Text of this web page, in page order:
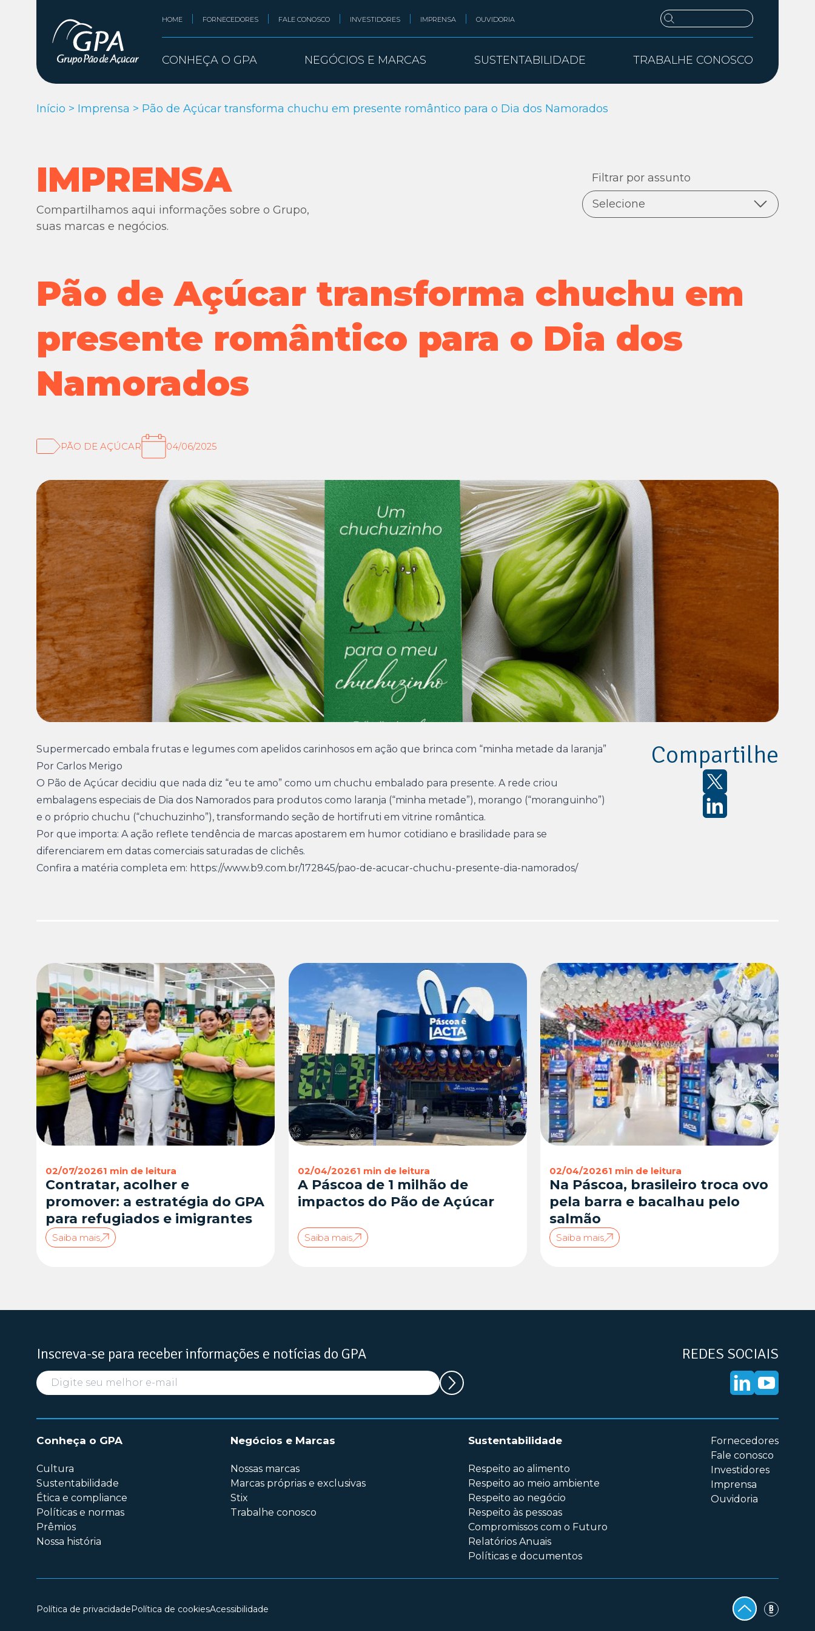
HOME FORNECEDORES FALE CONOSCO INVESTIDORES IMPRENSA OUVIDORIA
CONHEÇA O GPA NEGÓCIOS E MARCAS SUSTENTABILIDADE TRABALHE CONOSCO
Início > Imprensa > Pão de Açúcar transforma chuchu em presente romântico para o Dia dos Namorados
IMPRENSA
Compartilhamos aqui informações sobre o Grupo,
suas marcas e negócios.
Filtrar por assunto
Selecione
Todas as notícias
Instituto
Pão de Açúcar transforma chuchu em
presente romântico para o Dia dos
Namorados
PÃO DE AÇÚCAR 04/06/2025
Supermercado embala frutas e legumes com apelidos carinhosos em ação que brinca com “minha metade da laranja”
Por Carlos Merigo
O Pão de Açúcar decidiu que nada diz “eu te amo” como um chuchu embalado para presente. A rede criou
embalagens especiais de Dia dos Namorados para produtos como laranja (“minha metade”), morango (“moranguinho”)
e o próprio chuchu (“chuchuzinho”), transformando seção de hortifruti em vitrine romântica.
Por que importa: A ação reflete tendência de marcas apostarem em humor cotidiano e brasilidade para se
diferenciarem em datas comerciais saturadas de clichês.
Confira a matéria completa em: https://www.b9.com.br/172845/pao-de-acucar-chuchu-presente-dia-namorados/
Compartilhe
02/07/20261 min de leitura
Contratar, acolher e
promover: a estratégia do GPA
para refugiados e imigrantes
Saiba mais
02/04/20261 min de leitura
A Páscoa de 1 milhão de
impactos do Pão de Açúcar
Saiba mais
02/04/20261 min de leitura
Na Páscoa, brasileiro troca ovo
pela barra e bacalhau pelo
salmão
Saiba mais
Inscreva-se para receber informações e notícias do GPA REDES SOCIAIS
Conheça o GPA
Cultura
Sustentabilidade
Ética e compliance
Políticas e normas
Prêmios
Nossa história
Negócios e Marcas
Nossas marcas
Marcas próprias e exclusivas
Stix
Trabalhe conosco
Sustentabilidade
Respeito ao alimento
Respeito ao meio ambiente
Respeito ao negócio
Respeito às pessoas
Compromissos com o Futuro
Relatórios Anuais
Políticas e documentos
Fornecedores
Fale conosco
Investidores
Imprensa
Ouvidoria
Política de privacidade Política de cookiesAcessibilidade